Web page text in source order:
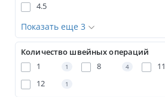
4.5
Показать еще 3
Количество швейных операций
1
1 8 4 11
12 1